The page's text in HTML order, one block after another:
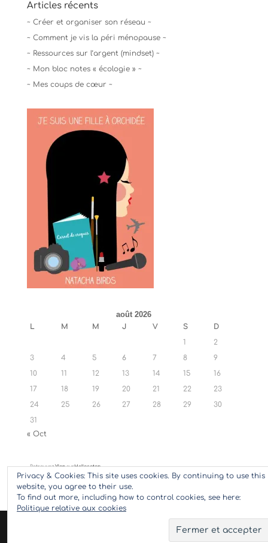
Articles récents
~ Créer et organiser son réseau ~
~ Comment je vis la péri ménopause ~
~ Ressources sur l’argent (mindset) ~
~ Mon bloc notes « écologie » ~
~ Mes coups de cœur ~
août 2026
L M M J V S
D
1
2
3
4 5 6 7 8
9
10
11 12 13 14 15
16
17
18 19 20 21 22
23
24
25 26 27 28 29
30
31
« Oct
RetrouvezYlansurHellocoton
Privacy & Cookies: This site uses cookies. By continuing to use this
website, you agree to their use.
To find out more, including how to control cookies, see here:
Politique relative aux cookies